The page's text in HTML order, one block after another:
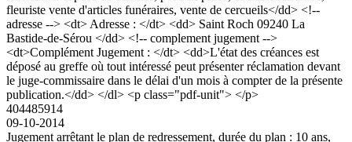
fleuriste vente d'articles funéraires, vente de cercueils</dd> <!--
adresse --> <dt> Adresse : </dt> <dd> Saint Roch 09240 La
Bastide-de-Sérou </dd> <!-- complement jugement -->
<dt>Complément Jugement : </dt> <dd>L'état des créances est
déposé au greffe où tout intéressé peut présenter réclamation devant
le juge-commissaire dans le délai d'un mois à compter de la présente
publication.</dd> </dl> <p class="pdf-unit"> </p>
404485914
09-10-2014
Jugement arrêtant le plan de redressement, durée du plan : 10 ans,